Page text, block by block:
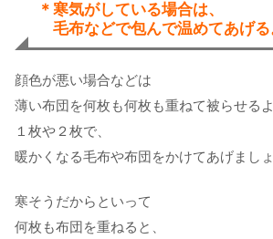
＊寒気がしている場合は、
毛布などで包んで温めてあげる
顔色が悪い場合などは
薄い布団を何枚も何枚も重ねて被らせる
１枚や２枚で、
暖かくなる毛布や布団をかけてあげましょ
寒そうだからといって
何枚も布団を重ねると、